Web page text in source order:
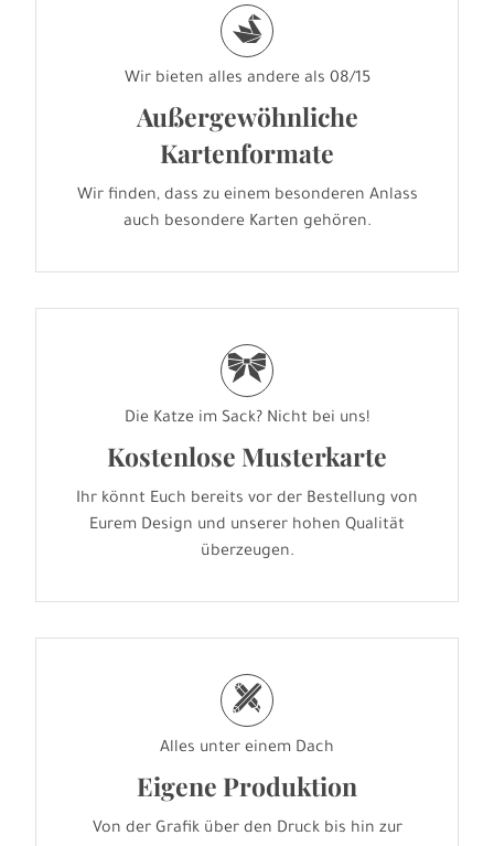
s
Wir bieten alles andere als 08/15
Außergewöhnliche
Kartenformate
Wir finden, dass zu einem besonderen Anlass
auch besondere Karten gehören.
r
Die Katze im Sack? Nicht bei uns!
Kostenlose Musterkarte
Ihr könnt Euch bereits vor der Bestellung von
Eurem Design und unserer hohen Qualität
überzeugen.
h
Alles unter einem Dach
Eigene Produktion
Von der Grafik über den Druck bis hin zur